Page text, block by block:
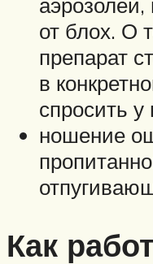
от блох. О
препарат
в
спросить у
ношение
Как